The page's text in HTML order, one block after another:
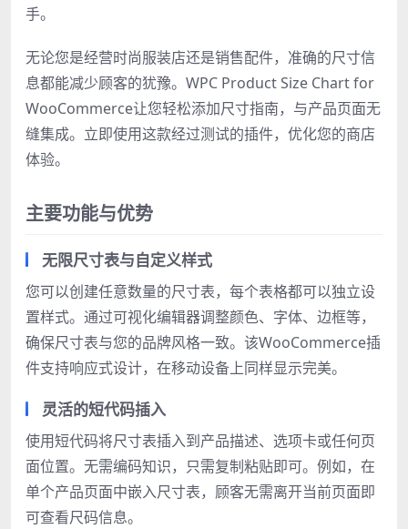
手。
无论您是经营时尚服装店还是销售配件，准确的尺寸信
息都能减少顾客的犹豫。WPC Product Size Chart for
WooCommerce让您轻松添加尺寸指南，与产品页面无
缝集成。立即使用这款经过测试的插件，优化您的商店
体验。
主要功能与优势
无限尺寸表与自定义样式
您可以创建任意数量的尺寸表，每个表格都可以独立设
置样式。通过可视化编辑器调整颜色、字体、边框等，
确保尺寸表与您的品牌风格一致。该WooCommerce插
件支持响应式设计，在移动设备上同样显示完美。
灵活的短代码插入
使用短代码将尺寸表插入到产品描述、选项卡或任何页
面位置。无需编码知识，只需复制粘贴即可。例如，在
单个产品页面中嵌入尺寸表，顾客无需离开当前页面即
可查看尺码信息。